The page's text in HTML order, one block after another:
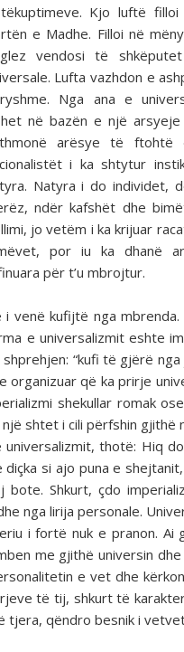
Kjo luftë
e Madhe. Filloi në
vendosi të
Lufta vazhdon e
Nga ana e
në bazën e një
arësye të ftohtë
i ka shtytur
Natyra i do individet,
ndër kafshët dhe
jo vetëm i ka krijuar
por iu ka dhanë
për t’u mbrojtur.
kufijtë nga mbrenda.
e universalizmit eshte
“kufi të gjërë
organizuar që ka prirje
shekullar romak
shtet i cili përfshin gjithë
thotë: Hiq
si ajo puna e
Shkurt, çdo
nga lirija personale.
i fortë nuk e pranon. Ai
me gjithë universin
e vet dhe
të tij, shkurt të
tjera, qëndro besnik i